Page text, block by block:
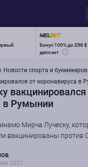
Бонус 100% до250 $
депозит
Новости спорта и букмекеров
от коронавируса в
вакцинировался
в Румынии
Мирча Луческу,
вакцинированы против
2021